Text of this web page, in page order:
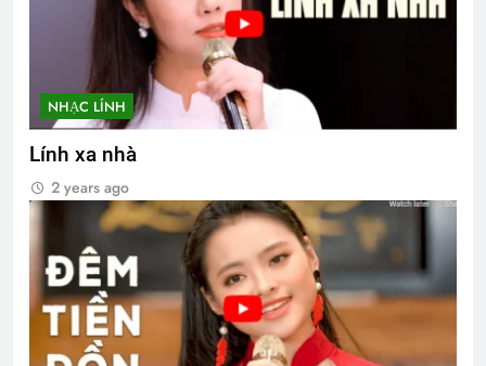
NHẠC LÍNH
Lính xa nhà
2 years ago